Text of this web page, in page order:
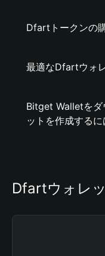
Dfartトークンの
最適なDfartウォ
Bitget Walletを
ットを作成するに
Dfartウォレ